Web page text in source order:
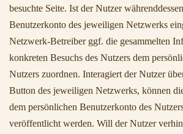
besuchte Seite. Ist der Nutzer
Benutzerkonto des jeweiligen Netzwerks
Netzwerk-Betreiber ggf. die gesammelten
konkreten Besuchs des Nutzers dem
Nutzers zuordnen. Interagiert der Nutzer
Button des jeweiligen Netzwerks, können
dem persönlichen Benutzerkonto des
veröffentlicht werden. Will der Nutzer